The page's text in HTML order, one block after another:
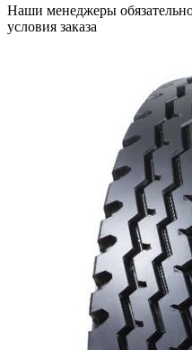
Наши менеджеры
условия заказа